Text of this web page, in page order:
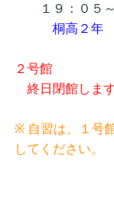
１９：０５～
桐高２年
２号館
終日閉館しま
※ 自習は、１号
してください。